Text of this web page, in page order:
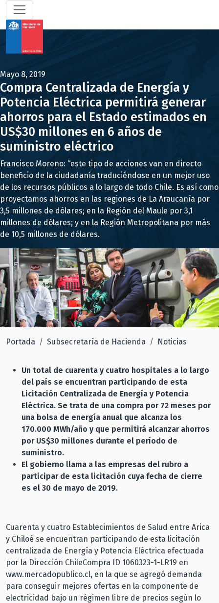
Mayo 8, 2019
Compra Centralizada de Energía y
Potencia Eléctrica permitirá generar
ahorros para el Estado estimados en
US$30 millones en 6 años de
suministro eléctrico
Francisco Moreno: “este tipo de acciones van en directo
beneficio de la ciudadanía traduciéndose en un mejor uso
de los recursos públicos a lo largo de todo Chile. Es así como
proyectamos ahorros en las regiones de La Araucanía por
3,5 millones de dólares; en la Región del Maule por 3,1
millones de dólares; y en la Región Metropolitana por más
de 10,5 millones de dólares.
Portada Subsecretaría de Hacienda Noticias
Un total de cuarenta y cuatro hospitales a lo largo
del país se encuentran participando de esta
Licitación Centralizada de Energía y Potencia
Eléctrica. Se trata de una compra por 72 meses por
una bolsa de energía anual que alcanza los
170.000 MWh/año y que permitirá alcanzar ahorros
por US$30 millones durante el período de
suministro.
El gobierno llama a las empresas del rubro a
participar de esta licitación cuya fecha de cierre
es el 30 de mayo de 2019.
Cuarenta y cuatro Establecimientos de Salud entre Arica
y Chiloé se encuentran participando de esta licitación
centralizada de Energía y Potencia Eléctrica efectuada
por la Dirección ChileCompra ID 1060323-1-LR19 en
www.mercadopublico.cl, en la que se agregó demanda
para conseguir mejores ofertas en la componente de
electricidad bajo un régimen libre de precios según lo